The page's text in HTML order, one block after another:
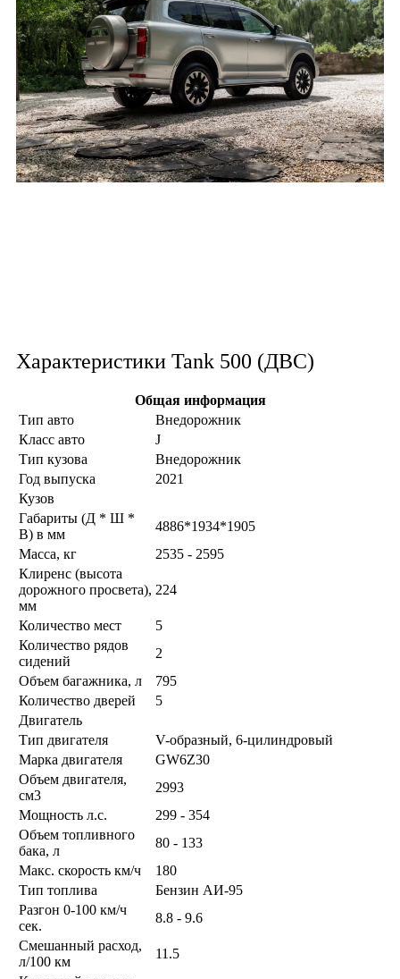
Характеристики Tank 500 (ДВС)
Общая информация
Тип авто
Внедорожник
Класс авто
J
Тип кузова
Внедорожник
Год выпуска
2021
Кузов
Габариты (Д * Ш *
В) в мм
4886*1934*1905
Масса, кг
2535 - 2595
Клиренс (высота
дорожного просвета),
мм
224
Количество мест
5
Количество рядов
сидений
2
Объем багажника, л
795
Количество дверей
5
Двигатель
Тип двигателя
V-образный, 6-цилиндровый
Марка двигателя
GW6Z30
Объем двигателя,
см3
2993
Мощность л.с.
299 - 354
Объем топливного
бака, л
80 - 133
Макс. скорость км/ч
180
Тип топлива
Бензин АИ-95
Разгон 0-100 км/ч
сек.
8.8 - 9.6
Смешанный расход,
л/100 км
11.5